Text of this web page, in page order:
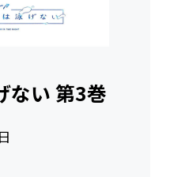
ない 第3巻